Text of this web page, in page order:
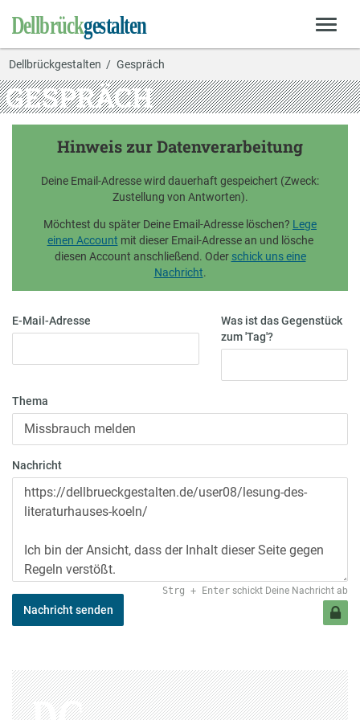
Dellbrückgestalten Gespräch
GESPRÄCH
Hinweis zur Datenverarbeitung
Deine Email-Adresse wird dauerhaft gespeichert (Zweck:
Zustellung von Antworten).
Möchtest du später Deine Email-Adresse löschen? Lege
einen Account mit dieser Email-Adresse an und lösche
diesen Account anschließend. Oder schick uns eine
Nachricht.
E-Mail-Adresse
Was ist das Gegenstück
zum 'Tag'?
Thema
Nachricht
Strg + Enter schickt Deine Nachricht ab
Nachricht senden